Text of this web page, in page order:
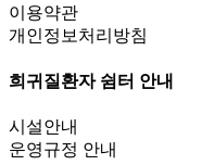
이용약관
개인정보처리방침
희귀질환자 쉼터 안내
시설안내
운영규정 안내